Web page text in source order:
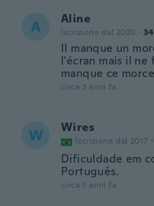
A Aline
Iscrizione dal 2020 · 34
Il manque un
l'écran mais il ne
manque ce
circa 3 anni fa
W Wires
Iscrizione dal 2017 ·
Dificuldade em
Português.
circa 3 anni fa